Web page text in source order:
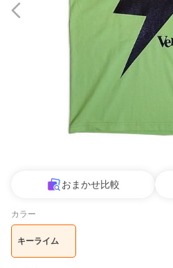
おまかせ比較
カラー
キーライム